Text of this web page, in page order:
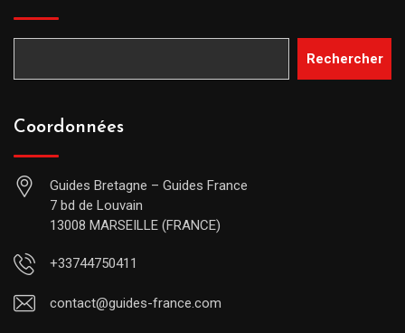
Rechercher
Coordonnées
Guides Bretagne – Guides France
7 bd de Louvain
13008 MARSEILLE (FRANCE)
+33744750411
contact@guides-france.com